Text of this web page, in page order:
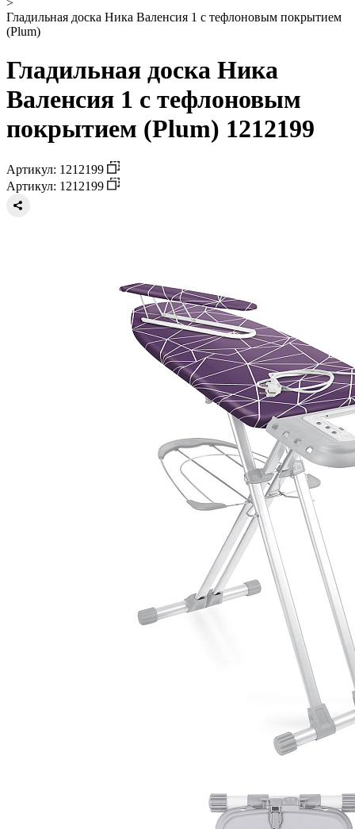
>
Гладильная доска Ника Валенсия 1 с тефлоновым покрытием
(Plum)
Гладильная доска Ника
Валенсия 1 с тефлоновым
покрытием (Plum) 1212199
Артикул: 1212199
Артикул: 1212199